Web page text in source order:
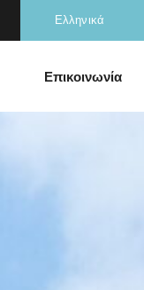
Ελληνικά
Επικοινωνία